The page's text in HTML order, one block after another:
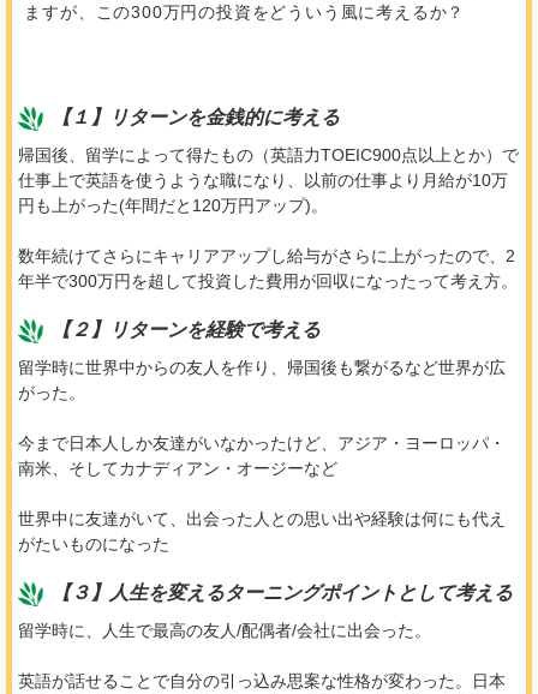
ますが、この300万円の投資をどういう風に考えるか？
【１】リターンを金銭的に考える
帰国後、留学によって得たもの（英語力TOEIC900点以上とか）で
仕事上で英語を使うような職になり、以前の仕事より月給が10万
円も上がった(年間だと120万円アップ)。
数年続けてさらにキャリアアップし給与がさらに上がったので、2
年半で300万円を超して投資した費用が回収になったって考え方。
【２】リターンを経験で考える
留学時に世界中からの友人を作り、帰国後も繋がるなど世界が広
がった。
今まで日本人しか友達がいなかったけど、アジア・ヨーロッパ・
南米、そしてカナディアン・オージーなど
世界中に友達がいて、出会った人との思い出や経験は何にも代え
がたいものになった
【３】人生を変えるターニングポイントとして考える
留学時に、人生で最高の友人/配偶者/会社に出会った。
英語が話せることで自分の引っ込み思案な性格が変わった。日本